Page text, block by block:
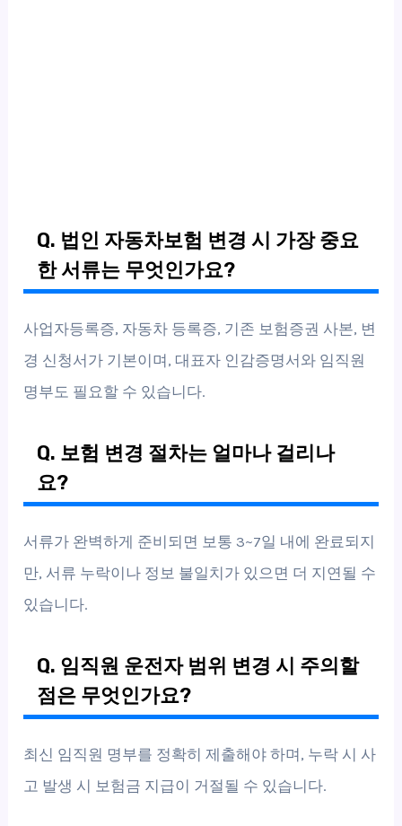
Q. 법인 자동차보험 변경 시 가장 중요
한 서류는 무엇인가요?
사업자등록증, 자동차 등록증, 기존 보험증권 사본, 변
경 신청서가 기본이며, 대표자 인감증명서와 임직원
명부도 필요할 수 있습니다.
Q. 보험 변경 절차는 얼마나 걸리나
요?
서류가 완벽하게 준비되면 보통 3~7일 내에 완료되지
만, 서류 누락이나 정보 불일치가 있으면 더 지연될 수
있습니다.
Q. 임직원 운전자 범위 변경 시 주의할
점은 무엇인가요?
최신 임직원 명부를 정확히 제출해야 하며, 누락 시 사
고 발생 시 보험금 지급이 거절될 수 있습니다.